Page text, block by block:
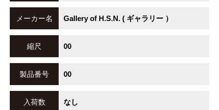
メーカー名 Gallery of H.S.N. ( ギャラリー ）
縮尺 00
製品番号 00
入荷数 なし